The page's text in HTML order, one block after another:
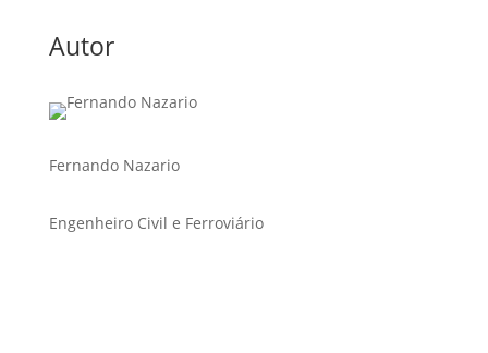
Autor
Fernando Nazario
Engenheiro Civil e Ferroviário